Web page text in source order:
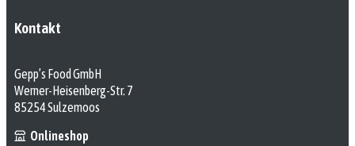
Kontakt
Gepp’s Food GmbH
Werner-Heisenberg-Str. 7
85254 Sulzemoos
Onlineshop